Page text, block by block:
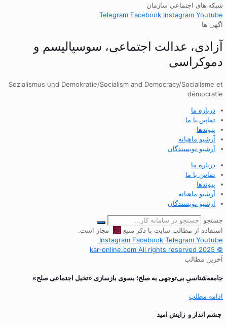
شبکه های اجتماعی سازمان
Telegram Facebook Instagram Youtube
آگهی ها
آزادی، عدالت اجتماعی، سوسیالیسم و
دموکراسی
Sozialismus und Demokratie/Socialism and Democracy/Socialisme et
démocratie
درباره ما
تماس با ما
پیوندها
آرشیو ماهیانه
آرشیو نویسندگان
درباره ما
تماس با ما
پیوندها
آرشیو ماهیانه
آرشیو نویسندگان
جستجو
استفاده از مطالب سایت با ذکر منبعکار
مجاز است.
Instagram Facebook Telegram Youtube
© 2025 kar-online.com All rights reserved
آخرین مطالب
جامعه‌شناسیِ بی‌توجهی به صلح؛ بسوی بازسازی «تخیل اجتماعی صلح»
ادامه مطلب
چشم انداز و زایش امید